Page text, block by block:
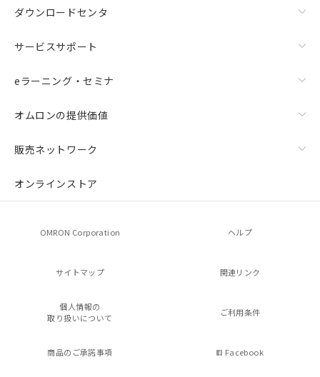
ダウンロードセンタ
サービスサポート
eラーニング・セミナ
オムロンの提供価値
販売ネットワーク
オンラインストア
OMRON Corporation ヘルプ
サイトマップ 関連リンク
個人情報の
取り扱いについて
ご利用条件
商品のご承諾事項 Facebook